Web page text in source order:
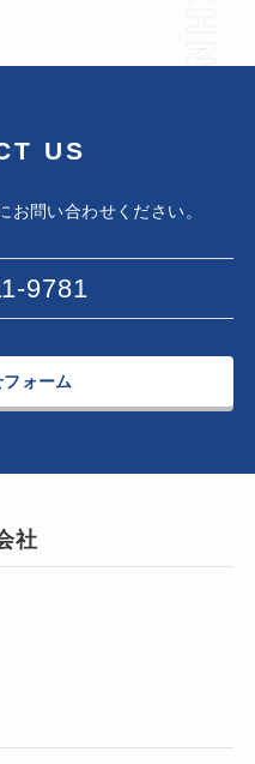
US
お問い合わせください。
9781
ォーム
社